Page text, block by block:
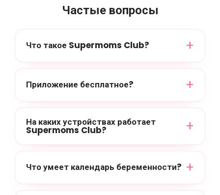
Частые вопросы
Что такое Supermoms Club?
Приложение бесплатное?
На каких устройствах работает
Supermoms Club?
Что умеет календарь беременности?